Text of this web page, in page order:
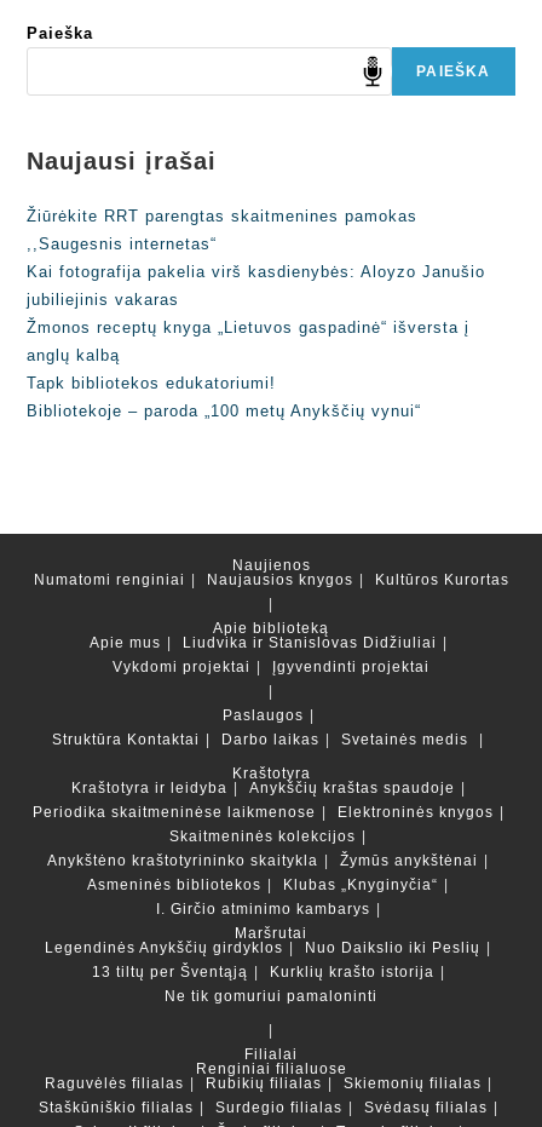
Paieška
PAIEŠKA
Naujausi įrašai
Žiūrėkite RRT parengtas skaitmenines pamokas
,,Saugesnis internetas“
Kai fotografija pakelia virš kasdienybės: Aloyzo Janušio
jubiliejinis vakaras
Žmonos receptų knyga „Lietuvos gaspadinė“ išversta į
anglų kalbą
Tapk bibliotekos edukatoriumi!
Bibliotekoje – paroda „100 metų Anykščių vynui“
Naujienos
Numatomi renginiai
Naujausios knygos Kultūros Kurortas
Apie biblioteką
Apie mus
Liudvika ir Stanislovas Didžiuliai
Vykdomi projektai
Įgyvendinti projektai
Paslaugos
Struktūra Kontaktai Darbo laikas
Svetainės medis
Kraštotyra
Kraštotyra ir leidyba
Anykščių kraštas spaudoje
Periodika skaitmeninėse laikmenose
Elektroninės knygos
Skaitmeninės kolekcijos
Anykštėno kraštotyrininko skaitykla
Žymūs anykštėnai
Asmeninės bibliotekos
Klubas „Knyginyčia“
I. Girčio atminimo kambarys
Maršrutai
Legendinės Anykščių girdyklos
Nuo Daikslio iki Peslių
13 tiltų per Šventąją
Kurklių krašto istorija
Ne tik gomuriui pamaloninti
Filialai
Renginiai filialuose
Raguvėlės filialas
Rubikių filialas
Skiemonių filialas
Staškūniškio filialas
Surdegio filialas
Svėdasų filialas